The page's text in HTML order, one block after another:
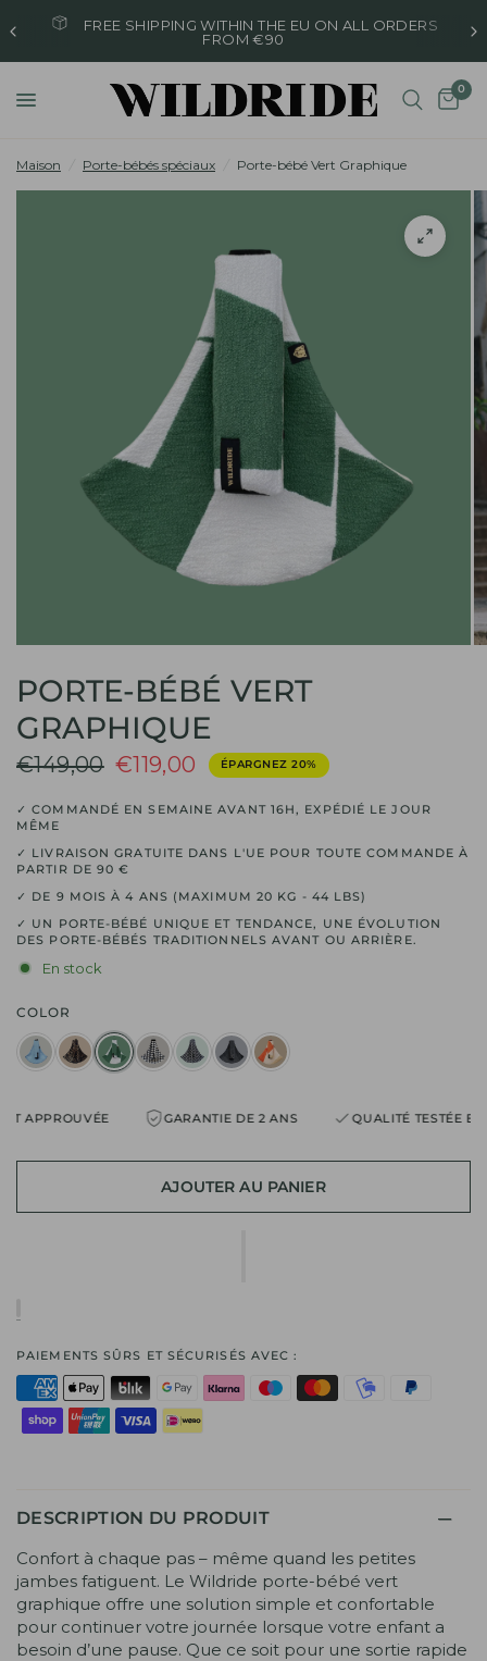
FREE SHIPPING WITHIN THE EU ON ALL ORDERS
FROM €90
0
Maison Porte-bébés spéciaux Porte-bébé Vert Graphique
PORTE-BÉBÉ VERT
GRAPHIQUE
€149,00 €119,00 ÉPARGNEZ 20%
✓ COMMANDÉ EN SEMAINE AVANT 16H, EXPÉDIÉ LE JOUR
MÊME
✓ LIVRAISON GRATUITE DANS L'UE POUR TOUTE COMMANDE À
PARTIR DE 90 €
✓ DE 9 MOIS À 4 ANS (MAXIMUM 20 KG - 44 LBS)
✓ UN PORTE-BÉBÉ UNIQUE ET TENDANCE, UNE ÉVOLUTION
DES PORTE-BÉBÉS TRADITIONNELS AVANT OU ARRIÈRE.
En stock
COLOR
GARANTIE DE 2 ANS QUALITÉ TESTÉE ET
AJOUTER AU PANIER
PAIEMENTS SÛRS ET SÉCURISÉS AVEC :
DESCRIPTION DU PRODUIT
Confort à chaque pas – même quand les petites
jambes fatiguent. Le Wildride porte-bébé vert
graphique offre une solution simple et confortable
pour continuer votre journée lorsque votre enfant a
besoin d’une pause. Que ce soit pour une sortie rapide